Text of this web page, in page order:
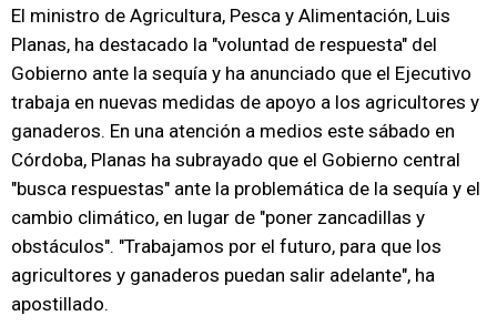
El ministro de Agricultura, Pesca y Alimentación, Luis
Planas, ha destacado la "voluntad de respuesta" del
Gobierno ante la sequía y ha anunciado que el Ejecutivo
trabaja en nuevas medidas de apoyo a los agricultores y
ganaderos. En una atención a medios este sábado en
Córdoba, Planas ha subrayado que el Gobierno central
"busca respuestas" ante la problemática de la sequía y el
cambio climático, en lugar de "poner zancadillas y
obstáculos". "Trabajamos por el futuro, para que los
agricultores y ganaderos puedan salir adelante", ha
apostillado.